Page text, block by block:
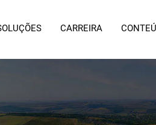
CARREIRA